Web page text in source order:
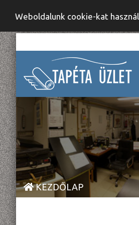
Weboldalunk cookie-kat
KEZDŐLAP